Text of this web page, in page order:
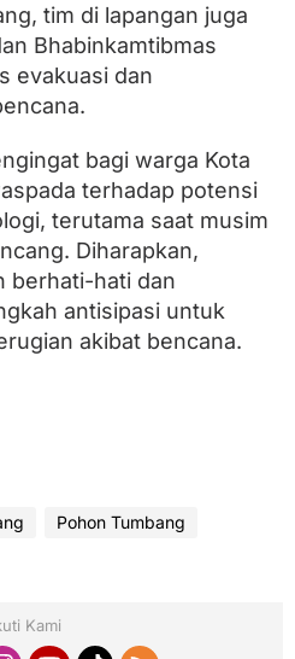
tim di lapangan juga
Bhabinkamtibmas
evakuasi dan
bagi warga Kota
terhadap potensi
terutama saat musim
Diharapkan,
berhati-hati dan
antisipasi untuk
akibat bencana.
Pohon Tumbang
Kami